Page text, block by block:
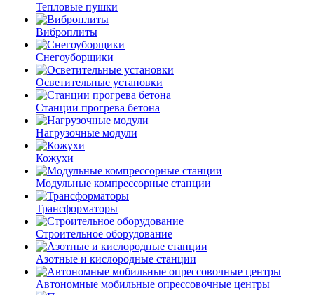
Тепловые пушки
Виброплиты
Снегоуборщики
Осветительные установки
Станции прогрева бетона
Нагрузочные модули
Кожухи
Модульные компрессорные станции
Трансформаторы
Строительное оборудование
Азотные и кислородные станции
Автономные мобильные опрессовочные центры